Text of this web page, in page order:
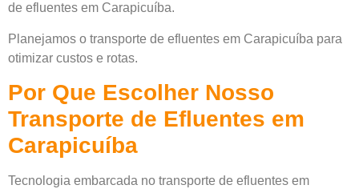
de efluentes em Carapicuíba.
Planejamos o transporte de efluentes em Carapicuíba para
otimizar custos e rotas.
Por Que Escolher Nosso
Transporte de Efluentes em
Carapicuíba
Tecnologia embarcada no transporte de efluentes em